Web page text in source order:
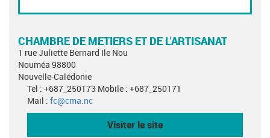
CHAMBRE DE METIERS ET DE L'ARTISANAT
1 rue Juliette Bernard Ile Nou
Nouméa 98800
Nouvelle-Calédonie
Tel : +687_250173 Mobile : +687_250171
Mail : fc@cma.nc
Visiter le site